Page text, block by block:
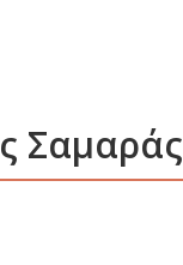
Σαμαράς